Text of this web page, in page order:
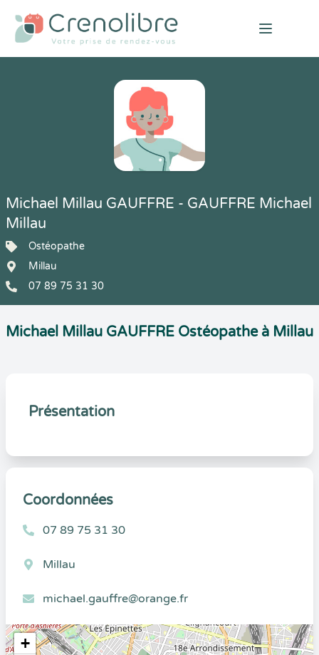
Open
Michael Millau GAUFFRE - GAUFFRE Michael
Millau
Ostéopathe
Millau
07 89 75 31 30
Michael Millau GAUFFRE Ostéopathe à Millau
Présentation
Coordonnées
07 89 75 31 30
Millau
michael.gauffre@orange.fr
+